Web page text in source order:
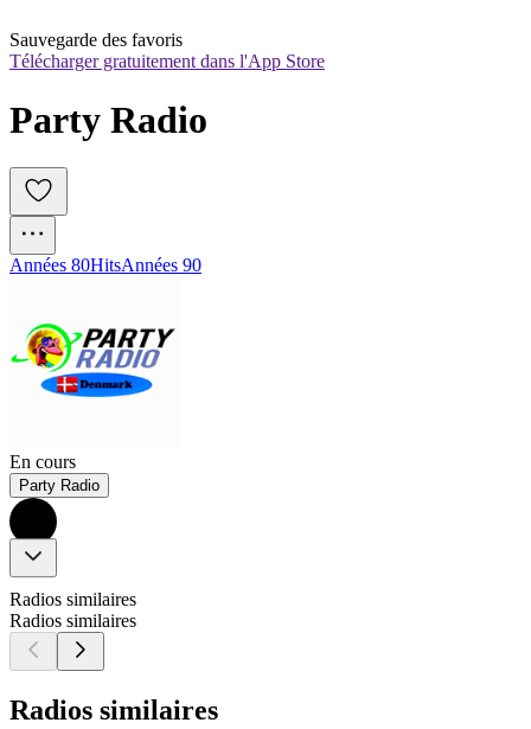
Sauvegarde des favoris
Télécharger gratuitement dans l'App Store
Années 80HitsAnnées 90
En cours
Party Radio
Radios similaires
Radios similaires
Radios similaires